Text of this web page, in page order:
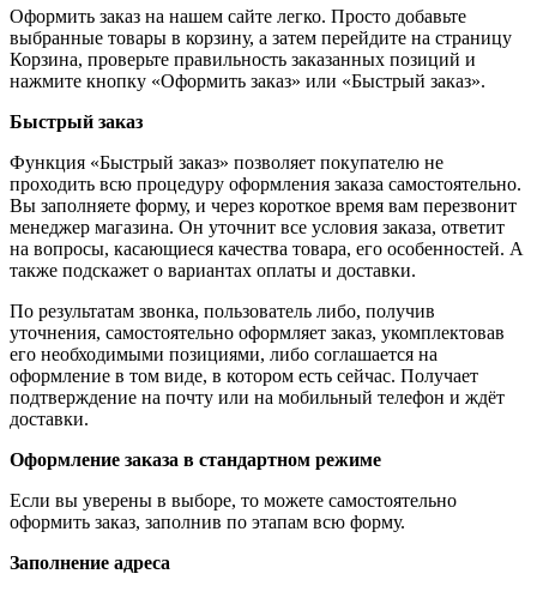
Оформить заказ на нашем сайте легко. Просто добавьте
выбранные товары в корзину, а затем перейдите на страницу
Корзина, проверьте правильность заказанных позиций и
нажмите кнопку «Оформить заказ» или «Быстрый заказ».
Быстрый заказ
Функция «Быстрый заказ» позволяет покупателю не
проходить всю процедуру оформления заказа самостоятельно.
Вы заполняете форму, и через короткое время вам перезвонит
менеджер магазина. Он уточнит все условия заказа, ответит
на вопросы, касающиеся качества товара, его особенностей. А
также подскажет о вариантах оплаты и доставки.
По результатам звонка, пользователь либо, получив
уточнения, самостоятельно оформляет заказ, укомплектовав
его необходимыми позициями, либо соглашается на
оформление в том виде, в котором есть сейчас. Получает
подтверждение на почту или на мобильный телефон и ждёт
доставки.
Оформление заказа в стандартном режиме
Если вы уверены в выборе, то можете самостоятельно
оформить заказ, заполнив по этапам всю форму.
Заполнение адреса